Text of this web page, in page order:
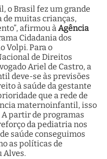
o Brasil fez um grande
de muitas crianças,
afirmou àAgência
Cidadania dos
Volpi. Para o
de Direitos
Ariel de Castro, a
deve-se às previsões
à saúde da gestante
que a rede de
maternoinfantil, isso
partir de programas
da pediatria nos
saúde conseguimos
as políticas de
Alves.